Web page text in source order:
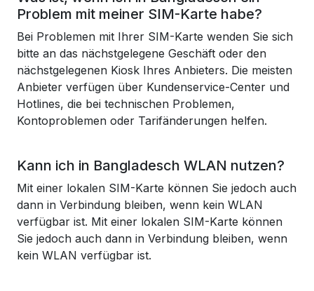
Problem mit meiner SIM-Karte habe?
Bei Problemen mit Ihrer SIM-Karte wenden Sie sich
bitte an das nächstgelegene Geschäft oder den
nächstgelegenen Kiosk Ihres Anbieters. Die meisten
Anbieter verfügen über Kundenservice-Center und
Hotlines, die bei technischen Problemen,
Kontoproblemen oder Tarifänderungen helfen.
Kann ich in Bangladesch WLAN nutzen?
Mit einer lokalen SIM-Karte können Sie jedoch auch
dann in Verbindung bleiben, wenn kein WLAN
verfügbar ist. Mit einer lokalen SIM-Karte können
Sie jedoch auch dann in Verbindung bleiben, wenn
kein WLAN verfügbar ist.